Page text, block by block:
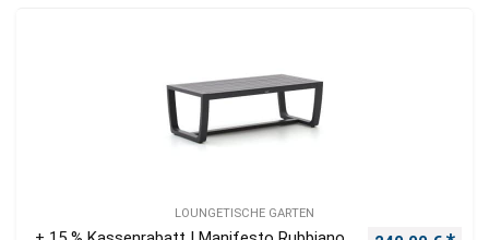
LOUNGETISCHE GARTEN